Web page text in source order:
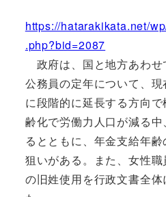
https://hatarakikata.net/
.php?bid=2087
政府は、国と地方あわせ
公務員の定年について、
に段階的に延長する方向
齢化で労働力人口が減る
るとともに、年金支給年
狙いがある。また、女性
の旧姓使用を行政文書全